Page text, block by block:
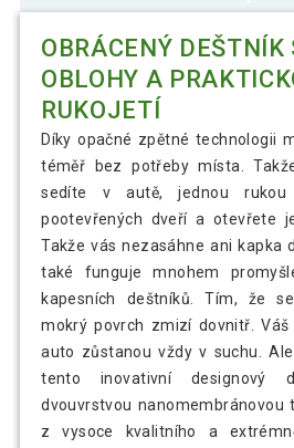
OBRÁCENÝ DEŠTNÍK
OBLOHY A
RUKOJETÍ
Díky opačné zpětné technologii
téměř bez potřeby místa.
sedíte v autě, jednou
pootevřených dveří a otevřete
Takže vás nezasáhne ani kapka
také funguje mnohem
kapesních deštníků. Tím, že
mokrý povrch zmizí dovnitř.
auto zůstanou vždy v suchu.
tento inovativní designový
dvouvrstvou nanomembránovou
z vysoce kvalitního a